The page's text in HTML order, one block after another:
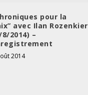
pour la
avec Ilan Rozenkier
2014) –
2014